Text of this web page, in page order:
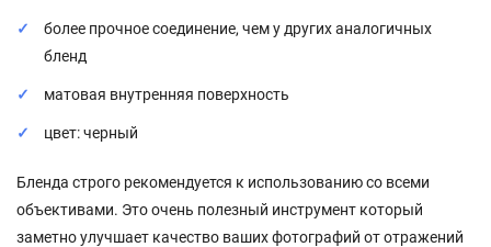
более прочное соединение, чем у других аналогичных
бленд
матовая внутренняя поверхность
цвет: черный
Бленда строго рекомендуется к использованию со всеми
объективами. Это очень полезный инструмент который
заметно улучшает качество ваших фотографий от отражений